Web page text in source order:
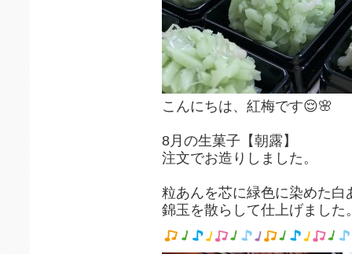
こんにちは、紅梅です😌🌸
8月の生菓子【朝露】
注文でお造りしました。
粒あんを芯に緑色に染めた白
錦玉を散らして仕上げました